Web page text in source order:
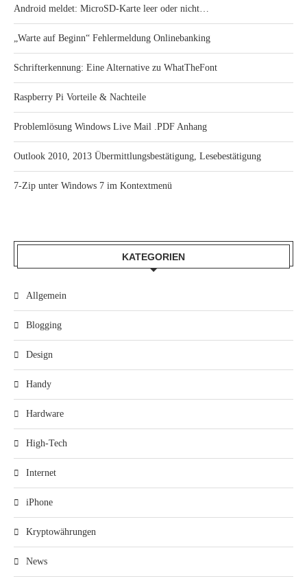
Android meldet: MicroSD-Karte leer oder nicht…
„Warte auf Beginn“ Fehlermeldung Onlinebanking
Schrifterkennung: Eine Alternative zu WhatTheFont
Raspberry Pi Vorteile & Nachteile
Problemlösung Windows Live Mail .PDF Anhang
Outlook 2010, 2013 Übermittlungsbestätigung, Lesebestätigung
7-Zip unter Windows 7 im Kontextmenü
KATEGORIEN
Allgemein
Blogging
Design
Handy
Hardware
High-Tech
Internet
iPhone
Kryptowährungen
News